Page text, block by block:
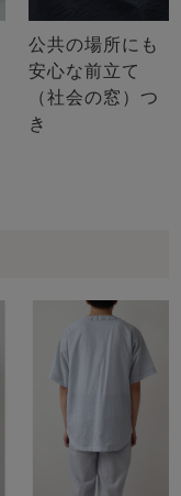
公共の場所にも
安心な前立て
（社会の窓）つ
き